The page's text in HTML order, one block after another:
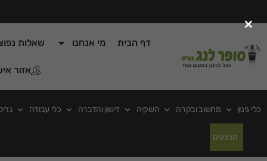
דף הבית מי אנחנו שאלות
אזור
כלי גינון מחשוב ובקרה השקיה דישון והדברה כלי עבודה
מבצעים
×